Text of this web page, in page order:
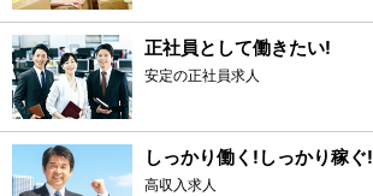
正社員として働きたい!
安定の正社員求人
しっかり働く!しっかり稼ぐ!
高収入求人